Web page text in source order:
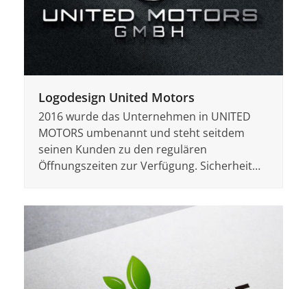
Logodesign United Motors
2016 wurde das Unternehmen in UNITED
MOTORS umbenannt und steht seitdem
seinen Kunden zu den regulären
Öffnungszeiten zur Verfügung. Sicherheit…